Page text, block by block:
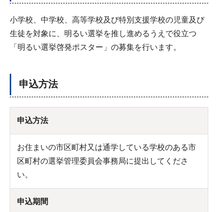
小学校、中学校、高等学校及び特別支援学校の児童及び
生徒を対象に、明るい選挙を推し進めるうえで役立つ
「明るい選挙啓発ポスター」の募集を行います。
申込方法
申込方法
お住まいの市区町村又は通学している学校のある市
区町村の選挙管理委員会事務局に提出してくださ
い。
申込期間